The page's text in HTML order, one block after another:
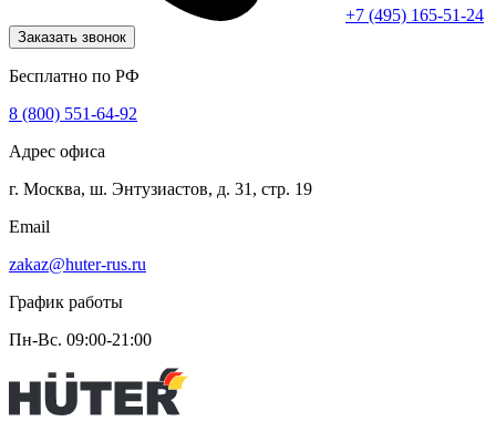
+7 (495) 165-51-24
Заказать звонок
Бесплатно по РФ
8 (800) 551-64-92
Адрес офиса
г. Москва, ш. Энтузиастов, д. 31, стр. 19
Email
zakaz@huter-rus.ru
График работы
Пн-Вс. 09:00-21:00